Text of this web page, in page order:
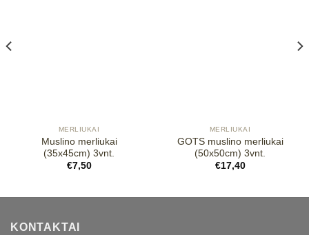
MERLIUKAI
Muslino merliukai
(35x45cm) 3vnt.
€7,50
MERLIUKAI
GOTS muslino merliukai
(50x50cm) 3vnt.
€17,40
KONTAKTAI